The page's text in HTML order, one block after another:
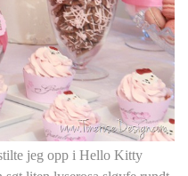
jeg opp i Hello Kitty